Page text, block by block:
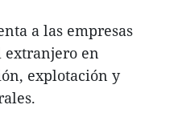
a las empresas
extranjero en
explotación y